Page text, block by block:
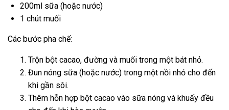
200ml sữa (hoặc nước)
1 chút muối
Các bước pha chế:
Trộn bột cacao, đường và muối trong một bát nhỏ.
Đun nóng sữa (hoặc nước) trong một nồi nhỏ cho đến
khi gần sôi.
Thêm hỗn hợp bột cacao vào sữa nóng và khuấy đều